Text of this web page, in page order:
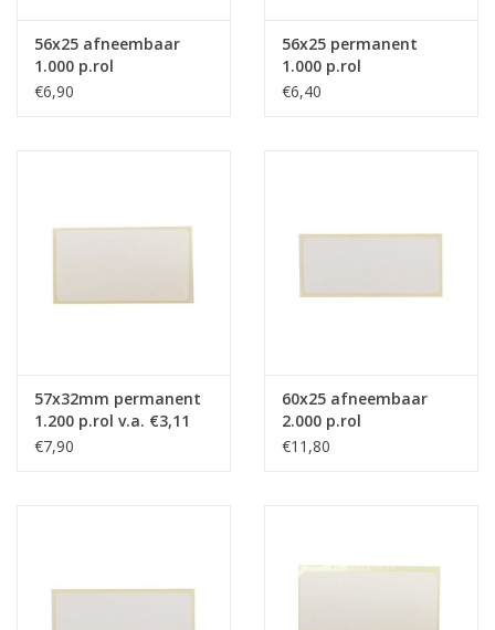
56x25 afneembaar
1.000 p.rol
€6,90
56x25 permanent
1.000 p.rol
€6,40
57x32mm permanent
1.200 p.rol v.a. €3,11
p.1.000
€7,90
60x25 afneembaar
2.000 p.rol
€11,80